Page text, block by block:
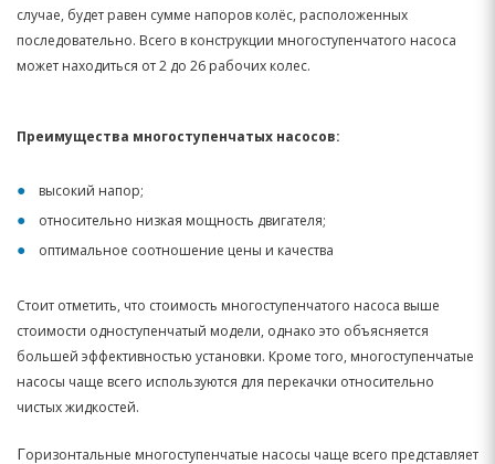
случае, будет равен сумме напоров колёс, расположенных
последовательно. Всего в конструкции многоступенчатого насоса
может находиться от 2 до 26 рабочих колес.
Преимущества многоступенчатых насосов:
высокий напор;
относительно низкая мощность двигателя;
оптимальное соотношение цены и качества
Стоит отметить, что стоимость многоступенчатого насоса выше
стоимости одноступенчатый модели, однако это объясняется
большей эффективностью установки. Кроме того, многоступенчатые
насосы чаще всего используются для перекачки относительно
чистых жидкостей.
Горизонтальные многоступенчатые насосы чаще всего представляет